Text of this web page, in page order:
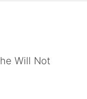
Will Not